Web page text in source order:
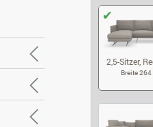
2,5-Sitzer,
Breite 264